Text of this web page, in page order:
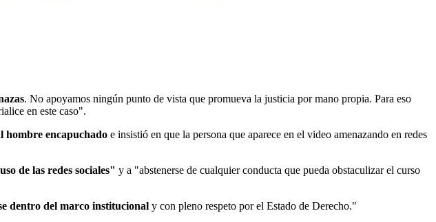
. No apoyamos ningún punto de vista que promueva la justicia por mano propia. Para eso
en este caso".
hombre encapuchado e insistió en que la persona que aparece en el video amenazando en redes
de las redes sociales" y a "abstenerse de cualquier conducta que pueda obstaculizar el curso
dentro del marco institucional y con pleno respeto por el Estado de Derecho."